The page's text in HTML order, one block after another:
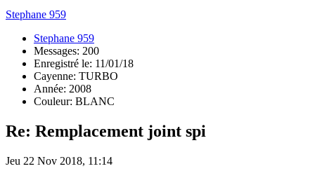
Stephane 959
Stephane 959
Messages: 200
Enregistré le: 11/01/18
Cayenne: TURBO
Année: 2008
Couleur: BLANC
Re: Remplacement joint spi
Jeu 22 Nov 2018, 11:14